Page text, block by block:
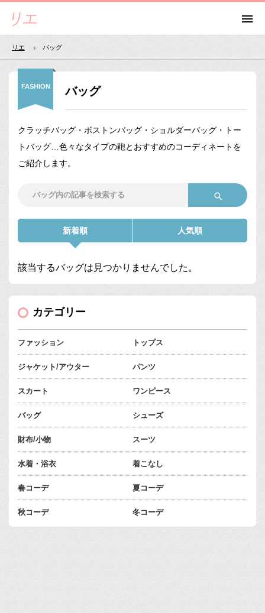
リエ バッグ
FASHION バッグ
クラッチバッグ・ボストンバッグ・ショルダーバッグ・トー
トバッグ…色々なタイプの鞄とおすすめのコーディネートを
ご紹介します。
新着順 人気順
該当するバッグは見つかりませんでした。
カテゴリー
ファッション トップス
ジャケット/アウター パンツ
スカート ワンピース
バッグ シューズ
財布/小物 スーツ
水着・浴衣 着こなし
春コーデ 夏コーデ
秋コーデ 冬コーデ